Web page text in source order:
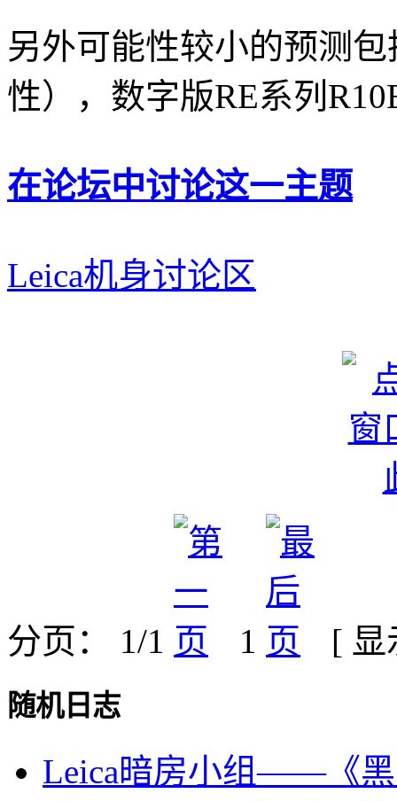
另外可能性较小的预测
性），数字版RE系列
在论坛中讨论这一主题
Leica机身讨论区
分页： 1/1 1 [
随机日志
Leica暗房小组——《